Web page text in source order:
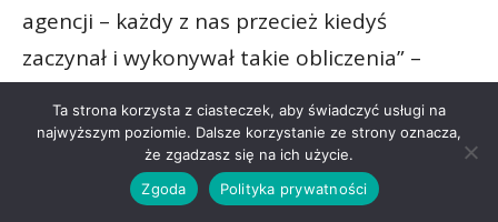
agencji – każdy z nas przecież kiedyś
zaczynał i wykonywał takie obliczenia” –
pomysł, że można równie dobrze z góry
założyć, ile tego czasu może się ofiarować –
to też jest punkt wyjścia, któremu można
Ta strona korzysta z ciasteczek, aby świadczyć usługi na
najwyższym poziomie. Dalsze korzystanie ze strony oznacza,
że zgadzasz się na ich użycie.
Zgoda
Polityka prywatności